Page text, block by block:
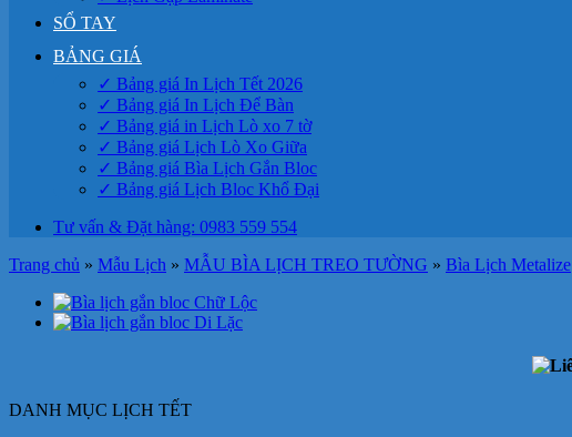
SỔ TAY
BẢNG GIÁ
✓ Bảng giá In Lịch Tết 2026
✓ Bảng giá In Lịch Để Bàn
✓ Bảng giá in Lịch Lò xo 7 tờ
✓ Bảng giá Lịch Lò Xo Giữa
✓ Bảng giá Bìa Lịch Gắn Bloc
✓ Bảng giá Lịch Bloc Khổ Đại
Tư vấn & Đặt hàng: 0983 559 554
Trang chủ » Mẫu Lịch » MẪU BÌA LỊCH TREO TƯỜNG » Bìa Lịch Metalize
DANH MỤC LỊCH TẾT